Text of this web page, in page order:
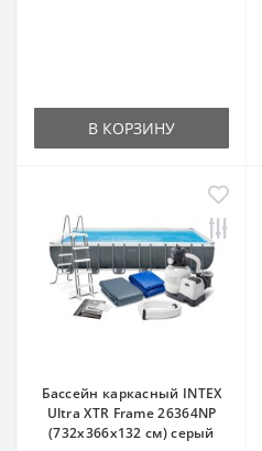
В КОРЗИНУ
Бассейн каркасный INTEX
Ultra XTR Frame 26364NP
(732х366x132 см) серый